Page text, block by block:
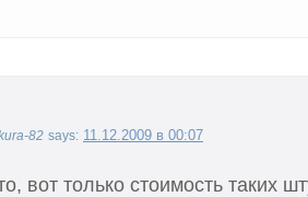
82 says: 11.12.2009 в 00:07
вот только стоимость таких